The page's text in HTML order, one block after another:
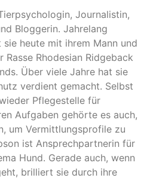
Journalistin,
Bloggerin. Jahrelang
heute mit ihrem Mann und
Rhodesian Ridgeback
Über viele Jahre hat sie
verdient gemacht. Selbst
Pflegestelle für
Aufgaben gehörte es auch,
um Vermittlungsprofile zu
ist Ansprechpartnerin für
Hund. Gerade auch, wenn
brilliert sie durch ihre